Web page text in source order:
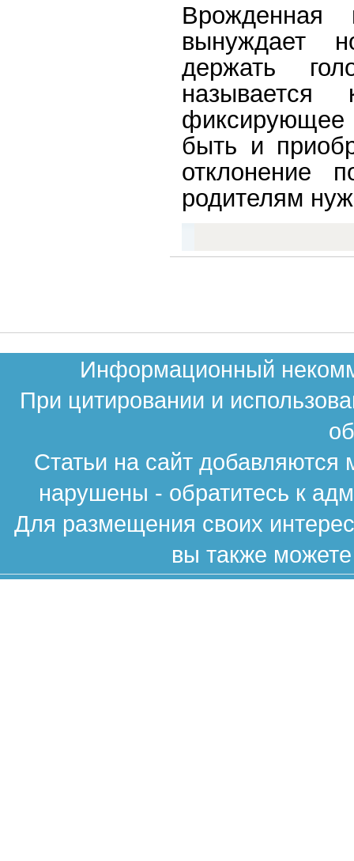
Врожденная
вынуждает
держать
называется
фиксирующее
быть и
отклонение
родителям
Информационный
При цитировании и
Статьи на сайт
нарушены - обратитесь к
Для размещения своих
вы также